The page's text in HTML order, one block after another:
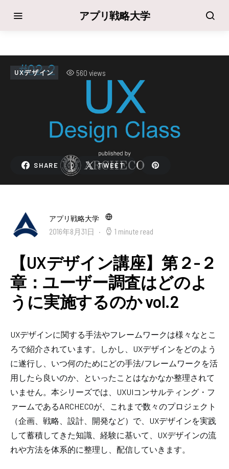
アプリ戦略大学
UXデザイン 560 views
SHARE TWEET
アプリ戦略大学
2016年8月31日 1 minute read
【UXデザイン講座】第２-２
章：ユーザー調査はどのよ
うに実施するのか vol.2
UXデザインに関する手法やフレームワークは様々なとこ
ろで紹介されています。しかし、UXデザインをどのよう
に遂行し、いつ何のためにどの手法/フレームワークを活
用したら良いのか、といったことはなかなか整理されて
いません。本シリーズでは、UXUIコンサルティング・フ
ァームであるARCHECOが、これまで数々のプロジェクト
（企画、戦略、設計、開発など）で、UXデザインを実践
して蓄積してきた知識、経験に基いて、UXデザインの流
れや方法を体系的に整理し、配信していきます。